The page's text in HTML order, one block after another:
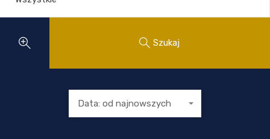
Szukaj
Data: od najnowszych